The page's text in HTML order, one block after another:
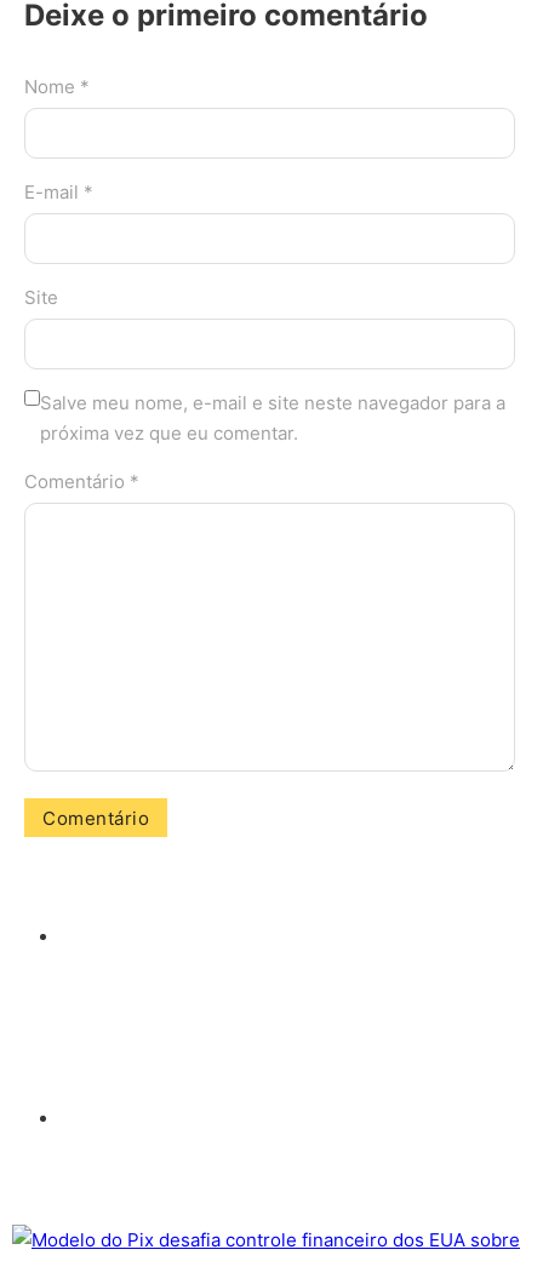
Deixe o primeiro comentário
Nome *
E-mail *
Site
Salve meu nome, e-mail e site neste navegador para a
próxima vez que eu comentar.
Comentário *